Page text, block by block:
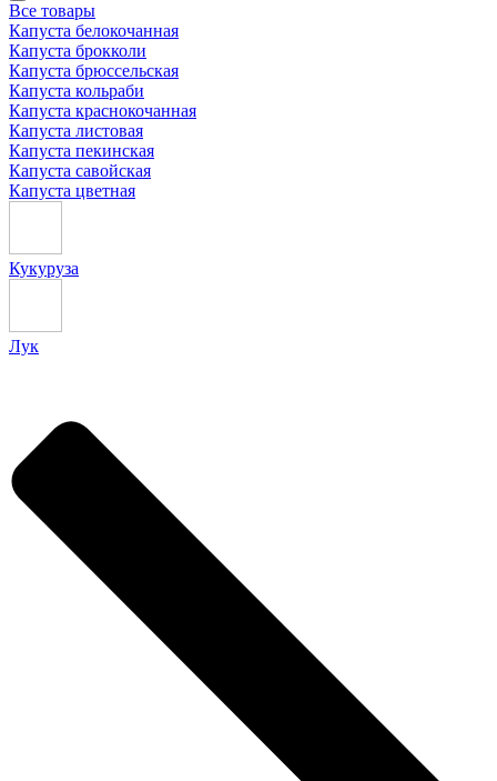
Все товары
Капуста белокочанная
Капуста брокколи
Капуста брюссельская
Капуста кольраби
Капуста краснокочанная
Капуста листовая
Капуста пекинская
Капуста савойская
Капуста цветная
Кукуруза
Лук